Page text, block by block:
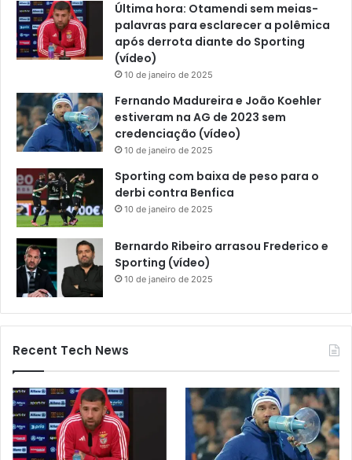
Última hora: Otamendi sem meias-
palavras para esclarecer a polêmica
após derrota diante do Sporting
(vídeo)
10 de janeiro de 2025
Fernando Madureira e João Koehler
estiveram na AG de 2023 sem
credenciação (vídeo)
10 de janeiro de 2025
Sporting com baixa de peso para o
derbi contra Benfica
10 de janeiro de 2025
Bernardo Ribeiro arrasou Frederico e
Sporting (vídeo)
10 de janeiro de 2025
Recent Tech News